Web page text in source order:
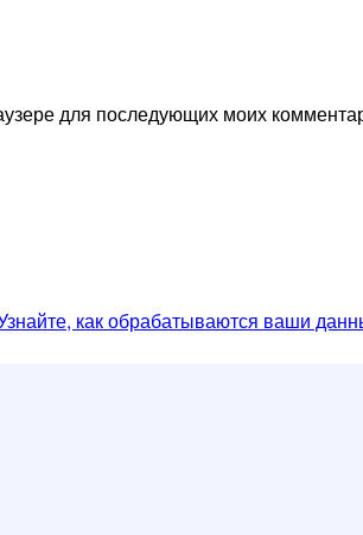
для последующих моих
как обрабатываются ваши